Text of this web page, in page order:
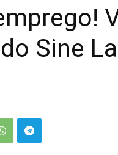
Sine